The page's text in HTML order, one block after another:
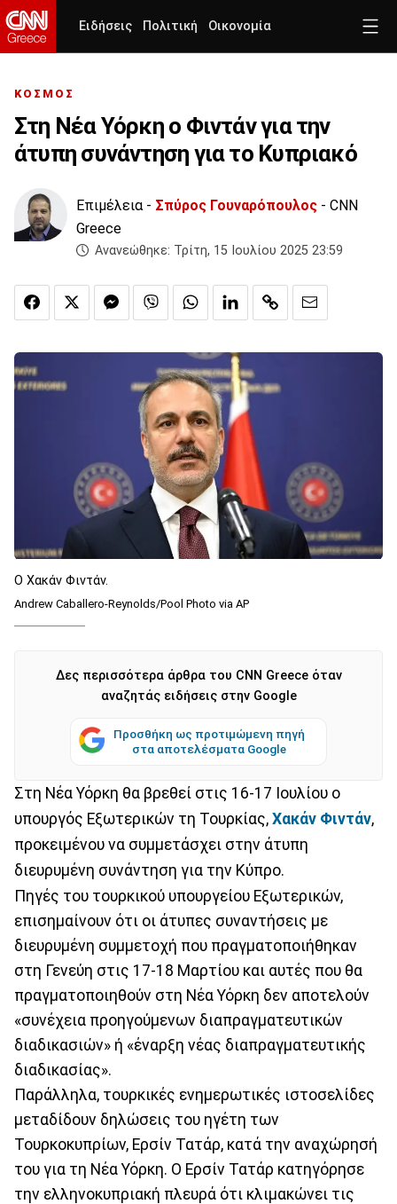
Ειδήσεις Πολιτική Οικονομία
ΚΟΣΜΟΣ
Στη Νέα Υόρκη ο Φιντάν για την
άτυπη συνάντηση για το Κυπριακό
Επιμέλεια - Σπύρος Γουναρόπουλος - CNN
Greece
Ανανεώθηκε: Τρίτη, 15 Ιουλίου 2025 23:59
O Χακάν Φιντάν.
Andrew Caballero-Reynolds/Pool Photo via AP
Δες περισσότερα άρθρα του CNN Greece όταν
αναζητάς ειδήσεις στην Google
Προσθήκη ως προτιμώμενη πηγή
στα αποτελέσματα Google
Στη Νέα Υόρκη θα βρεθεί στις 16-17 Ιουλίου ο
υπουργός Εξωτερικών τη Τουρκίας, Χακάν Φιντάν,
προκειμένου να συμμετάσχει στην άτυπη
διευρυμένη συνάντηση για την Κύπρο.
Πηγές του τουρκικού υπουργείου Εξωτερικών,
επισημαίνουν ότι οι άτυπες συναντήσεις με
διευρυμένη συμμετοχή που πραγματοποιήθηκαν
στη Γενεύη στις 17-18 Μαρτίου και αυτές που θα
πραγματοποιηθούν στη Νέα Υόρκη δεν αποτελούν
«συνέχεια προηγούμενων διαπραγματευτικών
διαδικασιών» ή «έναρξη νέας διαπραγματευτικής
διαδικασίας».
Παράλληλα, τουρκικές ενημερωτικές ιστοσελίδες
μεταδίδουν δηλώσεις του ηγέτη των
Τουρκοκυπρίων, Ερσίν Τατάρ, κατά την αναχώρησή
του για τη Νέα Υόρκη. Ο Ερσίν Τατάρ κατηγόρησε
την ελληνοκυπριακή πλευρά ότι κλιμακώνει τις